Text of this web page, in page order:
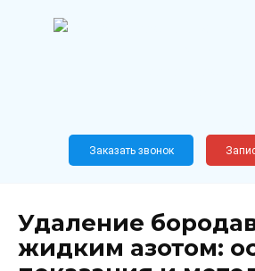
Заказать звонок
Удаление
жидким азотом: